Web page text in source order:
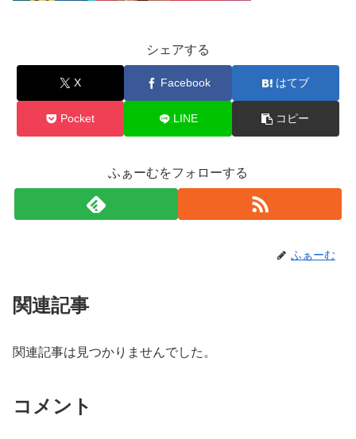
シェアする
X Facebook はてブ
Pocket LINE コピー
ふぁーむをフォローする
ふぁーむ
関連記事
関連記事は見つかりませんでした。
コメント